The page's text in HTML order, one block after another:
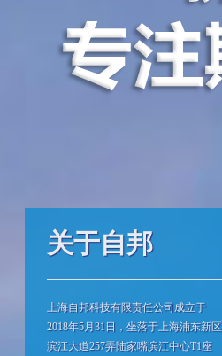
关于自邦
上海自邦科技有限责任公司成立于
2018年5月31日，坐落于上海浦东新区
滨江大道257弄陆家嘴滨江中心T1座